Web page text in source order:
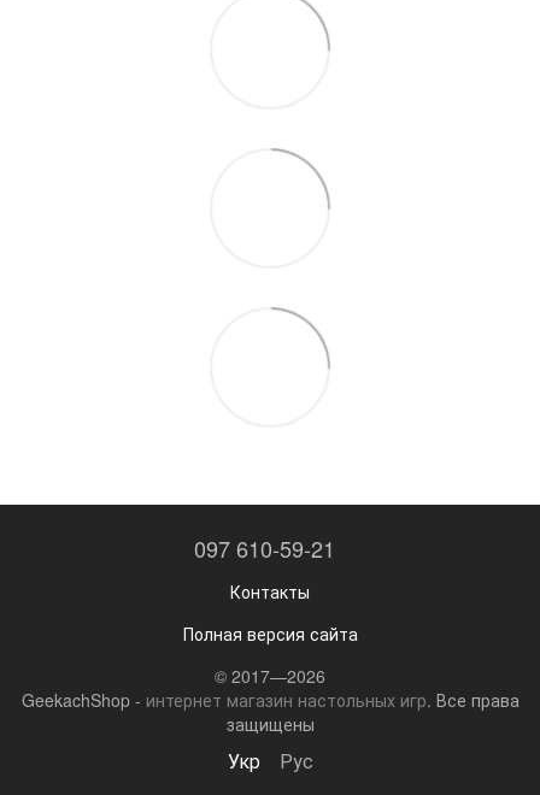
097 610-59-21
Контакты
Полная версия сайта
© 2017—2026
GeekachShop - интернет магазин настольных игр. Все права
защищены
Укр Рус